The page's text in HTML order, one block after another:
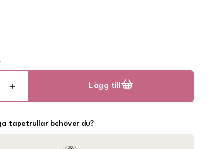
Lägg till
tapetrullar behöver du?